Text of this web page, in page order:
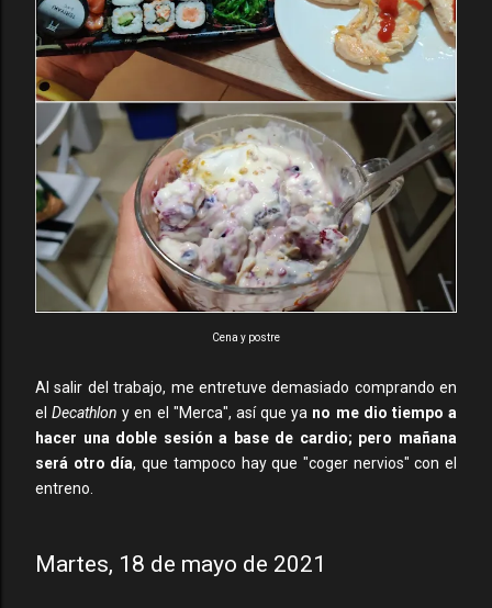
Cena y postre
Al salir del trabajo, me entretuve demasiado comprando en
elDecathlon y en el "Merca", así que ya no me dio tiempo a
hacer una doble sesión a base de cardio; pero mañana
será otro día, que tampoco hay que "coger nervios" con el
entreno.
Martes, 18 de mayo de 2021